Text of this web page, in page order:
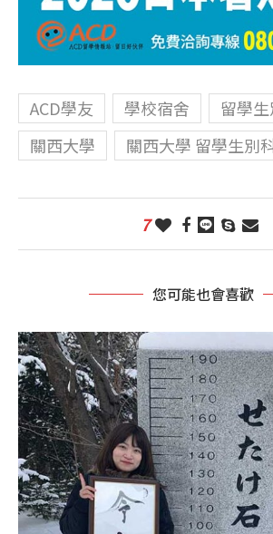
ACD學友 學校宿舍
留學
關西大學
關西大學 留學生別
7
您可能也會喜歡